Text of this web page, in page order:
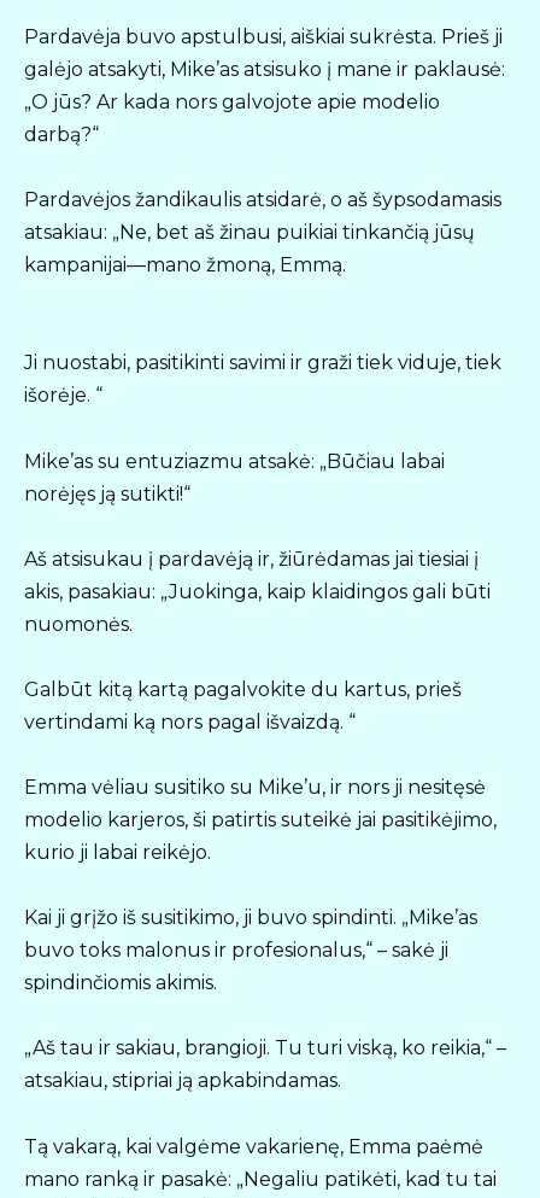
Pardavėja buvo apstulbusi, aiškiai sukrėsta. Prieš ji
galėjo atsakyti, Mike’as atsisuko į mane ir paklausė:
„O jūs? Ar kada nors galvojote apie modelio
darbą?“
Pardavėjos žandikaulis atsidarė, o aš šypsodamasis
atsakiau: „Ne, bet aš žinau puikiai tinkančią jūsų
kampanijai—mano žmoną, Emmą.
Ji nuostabi, pasitikinti savimi ir graži tiek viduje, tiek
išorėje. “
Mike’as su entuziazmu atsakė: „Būčiau labai
norėjęs ją sutikti!“
Aš atsisukau į pardavėją ir, žiūrėdamas jai tiesiai į
akis, pasakiau: „Juokinga, kaip klaidingos gali būti
nuomonės.
Galbūt kitą kartą pagalvokite du kartus, prieš
vertindami ką nors pagal išvaizdą. “
Emma vėliau susitiko su Mike’u, ir nors ji nesitęsė
modelio karjeros, ši patirtis suteikė jai pasitikėjimo,
kurio ji labai reikėjo.
Kai ji grįžo iš susitikimo, ji buvo spindinti. „Mike’as
buvo toks malonus ir profesionalus,“ – sakė ji
spindinčiomis akimis.
„Aš tau ir sakiau, brangioji. Tu turi viską, ko reikia,“ –
atsakiau, stipriai ją apkabindamas.
Tą vakarą, kai valgėme vakarienę, Emma paėmė
mano ranką ir pasakė: „Negaliu patikėti, kad tu tai